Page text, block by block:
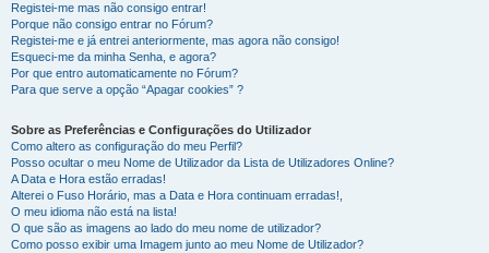
Registei-me mas não consigo entrar!
Porque não consigo entrar no Fórum?
Registei-me e já entrei anteriormente, mas agora não consigo!
Esqueci-me da minha Senha, e agora?
Por que entro automaticamente no Fórum?
Para que serve a opção “Apagar cookies” ?
Sobre as Preferências e Configurações do Utilizador
Como altero as configuração do meu Perfil?
Posso ocultar o meu Nome de Utilizador da Lista de Utilizadores Online?
A Data e Hora estão erradas!
Alterei o Fuso Horário, mas a Data e Hora continuam erradas!,
O meu idioma não está na lista!
O que são as imagens ao lado do meu nome de utilizador?
Como posso exibir uma Imagem junto ao meu Nome de Utilizador?